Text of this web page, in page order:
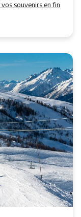
souvenirs en fin